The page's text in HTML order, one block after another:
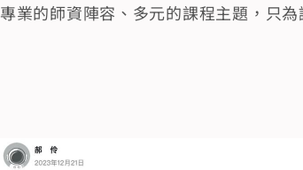
專業的師資陣容、多元的課程主題，只